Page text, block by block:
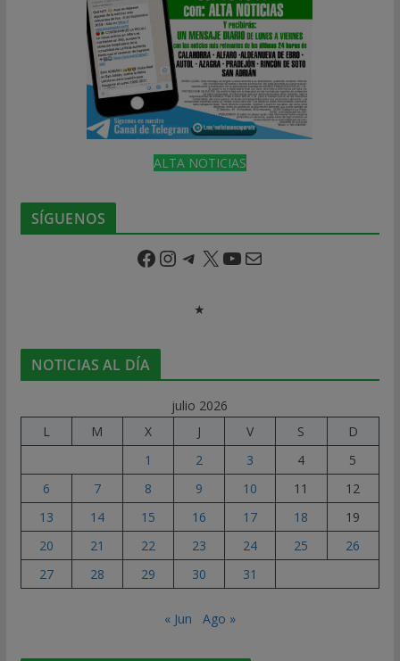
ALTA NOTICIAS
SÍGUENOS
Facebook Instagram Telegram X YouTube Correo electrónico
★
NOTICIAS AL DÍA
julio 2026
L
M X J V S
D
1
2 3 4
5
6
7 8 9 10 11
12
13
14 15 16 17 18
19
20
21 22 23 24 25
26
27
28 29 30 31
« Jun Ago »